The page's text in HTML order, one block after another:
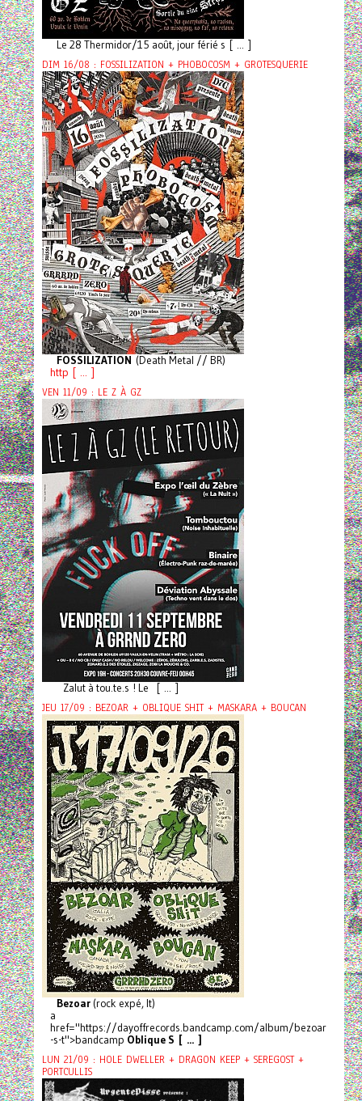
Le 28 Thermidor/15 août, jour férié s [ ... ]
DIM 16/08 : FOSSILIZATION + PHOBOCOSM + GROTESQUERIE
FOSSILIZATION (Death Metal // BR)
http [ ... ]
VEN 11/09 : LE Z À GZ
Zalut à tou.te.s ! Le [ ... ]
JEU 17/09 : BEZOAR + OBLIQUE SHIT + MASKARA + BOUCAN
Bezoar(rock expé, It)
a
href="https://dayoffrecords.bandcamp.com/album/bezoar
-s-t">bandcamp Oblique S [ ... ]
LUN 21/09 : HOLE DWELLER + DRAGON KEEP + SEREGOST +
PORTCULLIS